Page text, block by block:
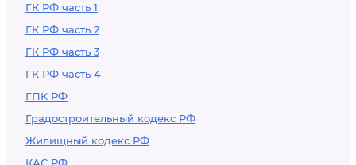
ГК РФ часть 1
ГК РФ часть 2
ГК РФ часть 3
ГК РФ часть 4
ГПК РФ
Градостроительный кодекс РФ
Жилищный кодекс РФ